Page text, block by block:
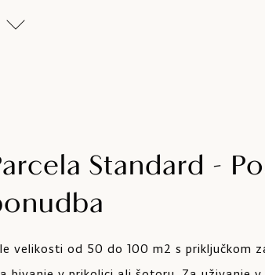
Standard -
velikosti od 50 do 100 m2 s priključkom